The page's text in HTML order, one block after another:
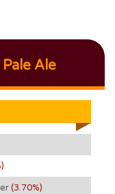
Ale
(3.70%)